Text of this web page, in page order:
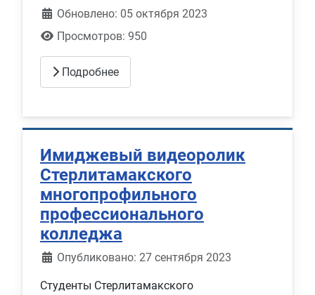
Обновлено: 05 октября 2023
Просмотров: 950
Подробнее
Имиджевый видеоролик
Стерлитамакского
многопрофильного
профессионального
колледжа
Информация о материале
Опубликовано: 27 сентября 2023
Студенты Стерлитамакского